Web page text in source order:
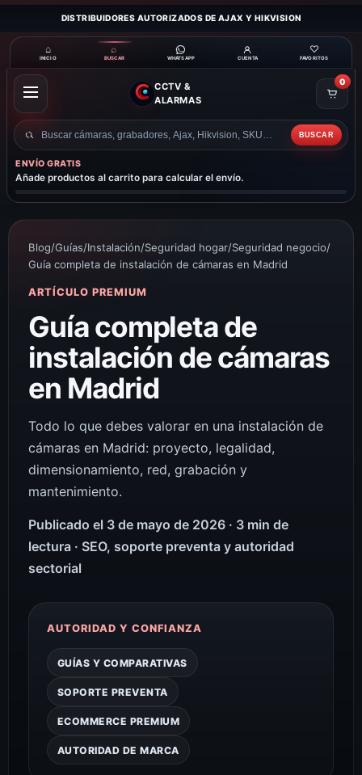
DISTRIBUIDORES AUTORIZADOS DE AJAX Y HIKVISION
⌂
INICIO
⌕
BUSCAR WHATSAPP CUENTA
♡
FAVORITOS
ABRIR
MENÚ
CCTV &
ALARMAS
Buscar
productos
BUSCAR
0
ENVÍO GRATIS
Añade productos al carrito para calcular el envío.
Blog/Guías/Instalación/Seguridad hogar/Seguridad negocio/
Guía completa de instalación de cámaras en Madrid
ARTÍCULO PREMIUM
Guía completa de
instalación de cámaras
en Madrid
Todo lo que debes valorar en una instalación de
cámaras en Madrid: proyecto, legalidad,
dimensionamiento, red, grabación y
mantenimiento.
Publicado el 3 de mayo de 2026 · 3 min de
lectura · SEO, soporte preventa y autoridad
sectorial
AUTORIDAD Y CONFIANZA
GUÍAS Y COMPARATIVAS
SOPORTE PREVENTA
ECOMMERCE PREMIUM
AUTORIDAD DE MARCA